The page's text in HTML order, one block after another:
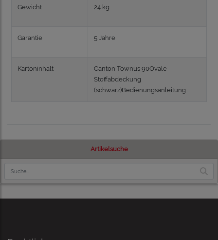
Gewicht 24 kg
Garantie 5 Jahre
Kartoninhalt
Canton Townus 90Ovale
Stoffabdeckung
(schwarz)Bedienungsanleitung
Artikelsuche